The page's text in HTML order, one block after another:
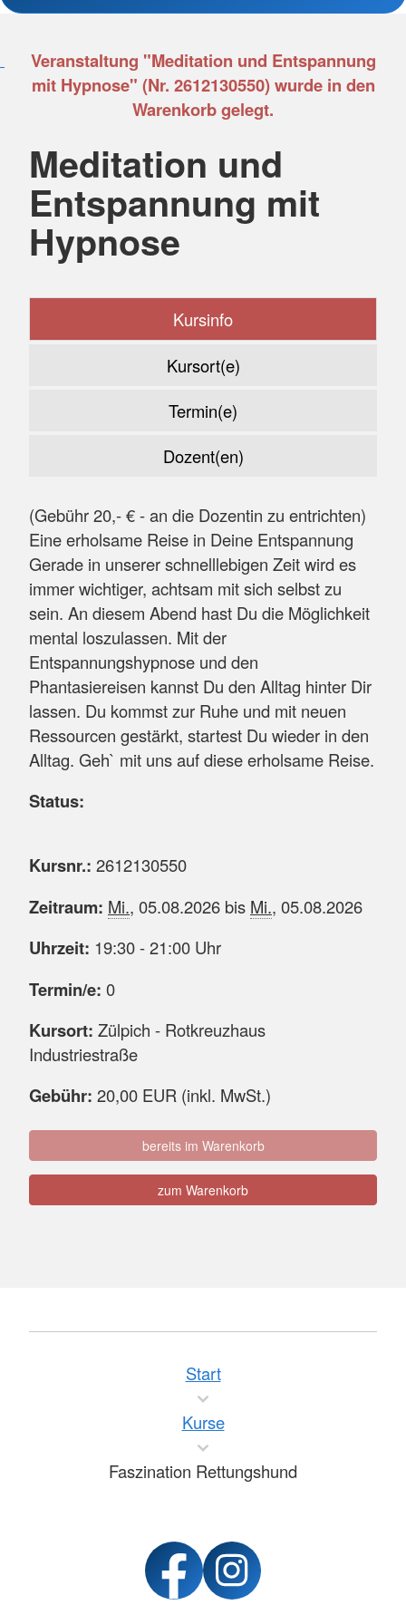
Veranstaltung "Meditation und Entspannung
mit Hypnose" (Nr. 2612130550) wurde in den
Warenkorb gelegt.
Meditation und
Entspannung mit
Hypnose
Kursinfo
Kursort(e)
Termin(e)
Dozent(en)
(Gebühr 20,- € - an die Dozentin zu entrichten)
Eine erholsame Reise in Deine Entspannung
Gerade in unserer schnelllebigen Zeit wird es
immer wichtiger, achtsam mit sich selbst zu
sein. An diesem Abend hast Du die Möglichkeit
mental loszulassen. Mit der
Entspannungshypnose und den
Phantasiereisen kannst Du den Alltag hinter Dir
lassen. Du kommst zur Ruhe und mit neuen
Ressourcen gestärkt, startest Du wieder in den
Alltag. Geh` mit uns auf diese erholsame Reise.
Status:
Kursnr.: 2612130550
Zeitraum: Mi., 05.08.2026 bis Mi., 05.08.2026
Uhrzeit: 19:30 - 21:00 Uhr
Termin/e: 0
Kursort: Zülpich - Rotkreuzhaus
Industriestraße
Gebühr: 20,00 EUR (inkl. MwSt.)
bereits im Warenkorb
zum Warenkorb
Start
Kurse
Faszination Rettungshund